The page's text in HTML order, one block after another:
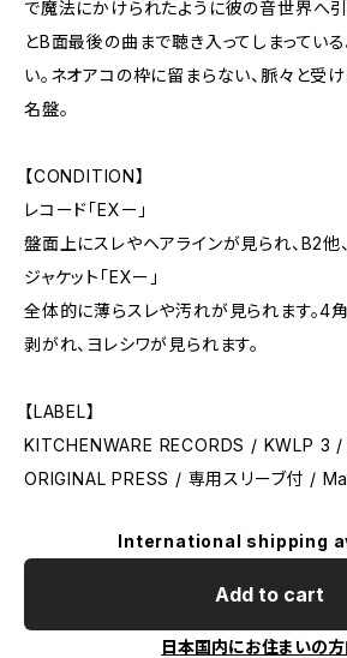
で魔法にかけられたように彼の音世界へ引
とB面最後の曲まで聴き入ってしまってい
い。ネオアコの枠に留まらない、脈々と受
名盤。
【CONDITION】
レコード「EXー」
盤面上にスレやヘアラインが見られ、B2他
ジャケット「EXー」
全体的に薄らスレや汚れが見られます。4
剥がれ、ヨレシワが見られます。
【LABEL】
KITCHENWARE RECORDS / KWLP 3
ORIGINAL PRESS / 専用スリーブ付 /
International shipping
Add to cart
日本国内にお住まいの